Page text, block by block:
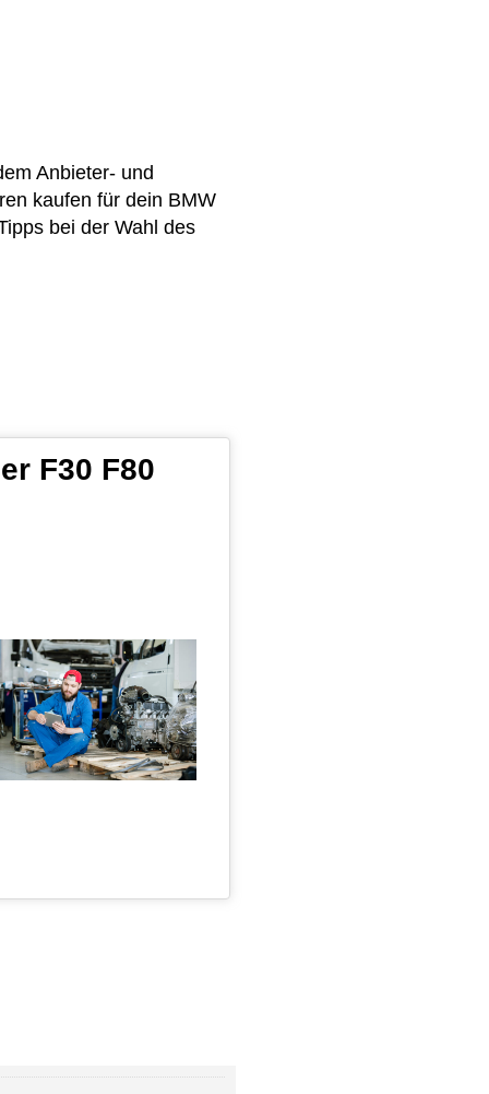
Anbieter- und
kaufen für dein BMW
bei der Wahl des
F30 F80